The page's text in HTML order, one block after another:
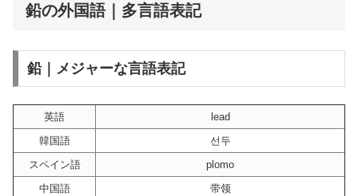
鉛の外国語｜多言語表記
鉛｜メジャーな言語表記
英語
lead
韓国語
선두
スペイン語
plomo
中国語
带领